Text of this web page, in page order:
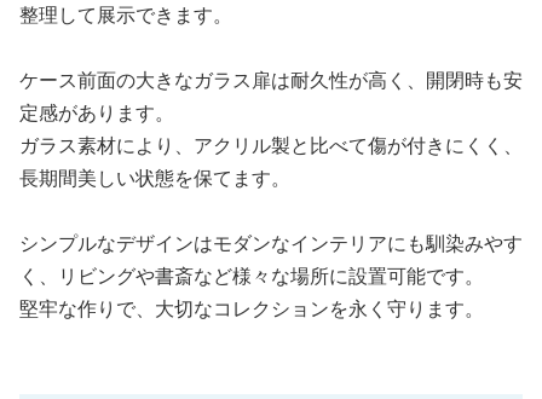
整理して展示できます。
ケース前面の大きなガラス扉は耐久性が高く、開閉時も安
定感があります。
ガラス素材により、アクリル製と比べて傷が付きにくく、
長期間美しい状態を保てます。
シンプルなデザインはモダンなインテリアにも馴染みやす
く、リビングや書斎など様々な場所に設置可能です。
堅牢な作りで、大切なコレクションを永く守ります。